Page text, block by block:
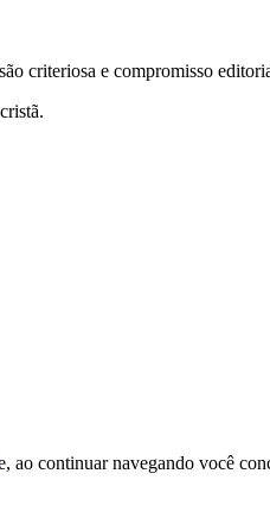
criteriosa e compromisso
ao continuar navegando você